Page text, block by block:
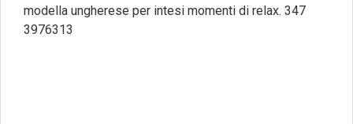
modella ungherese per intesi momenti di relax. 347
3976313